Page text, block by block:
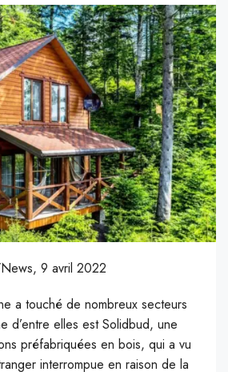
9 avril 2022
a touché de nombreux secteurs
d’entre elles est Solidbud, une
préfabriquées en bois, qui a vu
interrompue en raison de la